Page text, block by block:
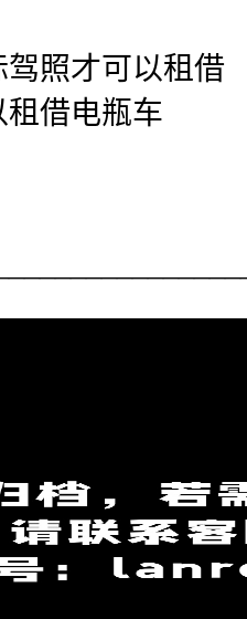
照才可以租借
借电瓶车